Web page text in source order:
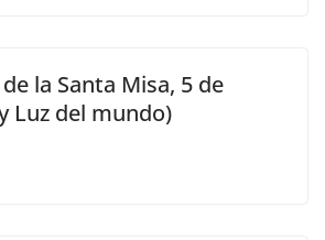
la Santa Misa, 5 de
Luz del mundo)